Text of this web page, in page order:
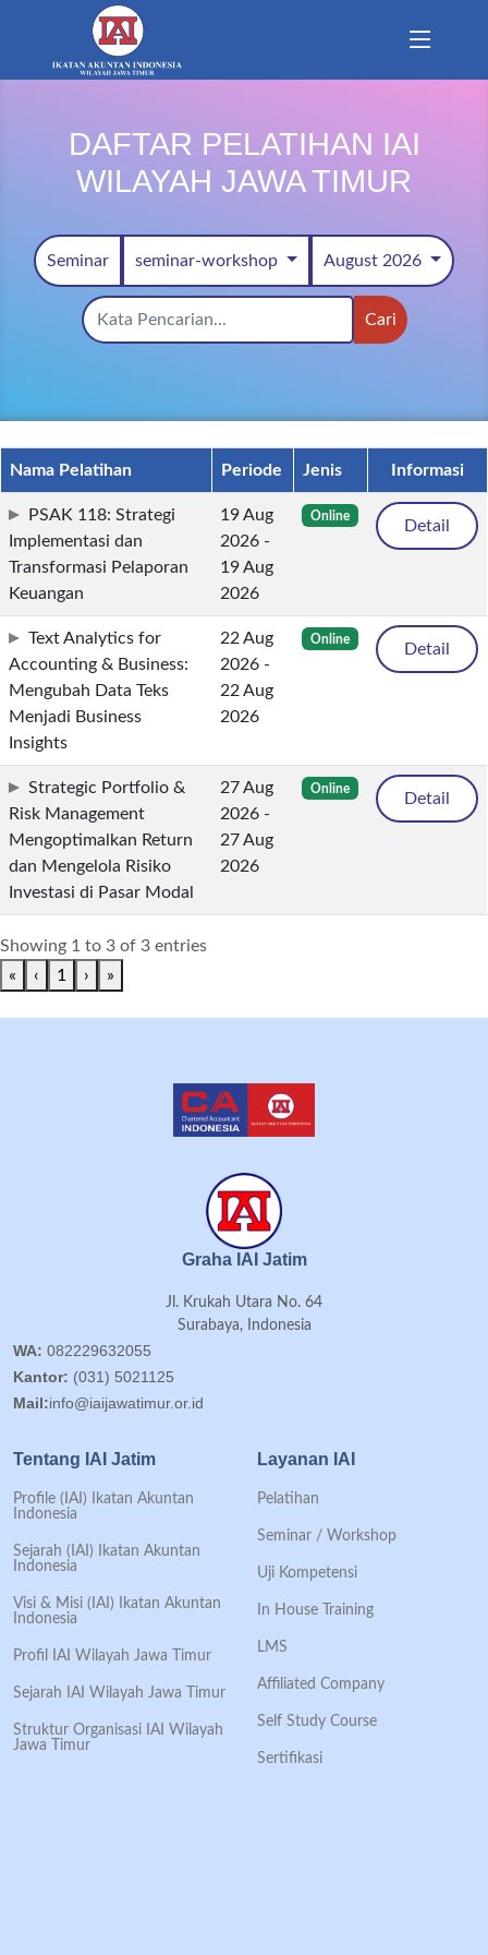
DAFTAR PELATIHAN IAI
WILAYAH JAWA TIMUR
Seminar seminar-workshop August 2026
Cari
Nama Pelatihan Periode Jenis Informasi
PSAK 118: Strategi
Implementasi dan
Transformasi Pelaporan
Keuangan
19 Aug
2026 -
19 Aug
2026
Online
Detail
Text Analytics for
Accounting & Business:
Mengubah Data Teks
Menjadi Business
Insights
22 Aug
2026 -
22 Aug
2026
Online
Detail
Strategic Portfolio &
Risk Management
Mengoptimalkan Return
dan Mengelola Risiko
Investasi di Pasar Modal
27 Aug
2026 -
27 Aug
2026
Online
Detail
Showing 1 to 3 of 3 entries
«
‹ 1 › »
Graha IAI Jatim
Jl. Krukah Utara No. 64
Surabaya, Indonesia
WA: 082229632055
Kantor: (031) 5021125
Mail:info@iaijawatimur.or.id
Tentang IAI Jatim
Profile (IAI) Ikatan Akuntan
Indonesia
Sejarah (IAI) Ikatan Akuntan
Indonesia
Visi & Misi (IAI) Ikatan Akuntan
Indonesia
Profil IAI Wilayah Jawa Timur
Sejarah IAI Wilayah Jawa Timur
Struktur Organisasi IAI Wilayah
Jawa Timur
Layanan IAI
Pelatihan
Seminar / Workshop
Uji Kompetensi
In House Training
LMS
Affiliated Company
Self Study Course
Sertifikasi